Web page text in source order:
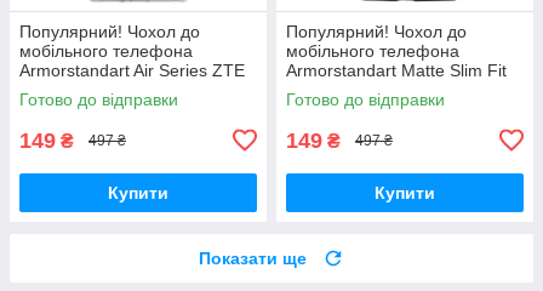
Популярний! Чохол до
мобільного телефона
Armorstandart Air Series ZTE
Blade A52 Transparent
(ARM63123) - Краща якість
Готово до відправки
149 ₴ 497 ₴
Купити
Популярний! Чохол до
мобільного телефона
Armorstandart Matte Slim Fit
Motorola E40 Camera cover
Black (ARM63050) - Краща
Готово до відправки
149 ₴ 497 ₴
Купити
Показати ще